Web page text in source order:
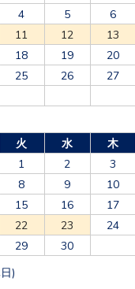
4 5 6
11 12 13
18 19 20
25 26 27
火 水 木
1
2 3
8 9 10
15 16 17
22 23 24
29 30
)